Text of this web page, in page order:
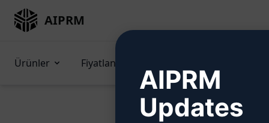
AIPRM
Ürünler Fiyatlandırma
AIPRM
Updates